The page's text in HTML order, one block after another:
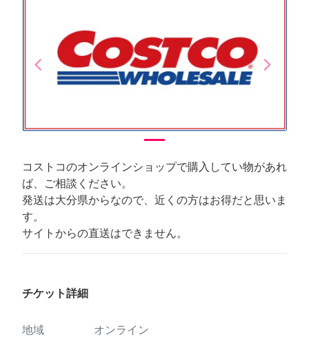
arrow_back_iosPrevious arrow_forward_iosNext
コストコのオンラインショップで購入してい物があれ
ば、ご相談ください。
発送は大分県からなので、近くの方はお得だと思いま
す。
サイトからの直送はできません。
チケット詳細
地域 オンライン